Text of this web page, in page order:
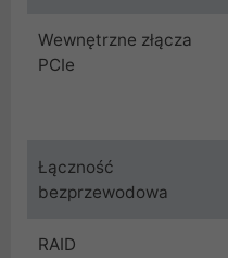
Wewnętrzne złącza
PCIe
Łączność
bezprzewodowa
RAID